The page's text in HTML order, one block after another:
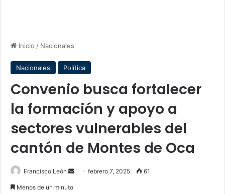
Inicio / Nacionales
Nacionales Política
Convenio busca fortalecer
la formación y apoyo a
sectores vulnerables del
cantón de Montes de Oca
Francisco León
Sendfebrero 7, 2025 61
Menos de un minuto